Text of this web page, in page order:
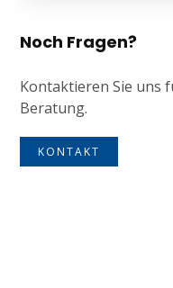
Noch Fragen?
Kontaktieren Sie uns
Beratung.
KONTAKT